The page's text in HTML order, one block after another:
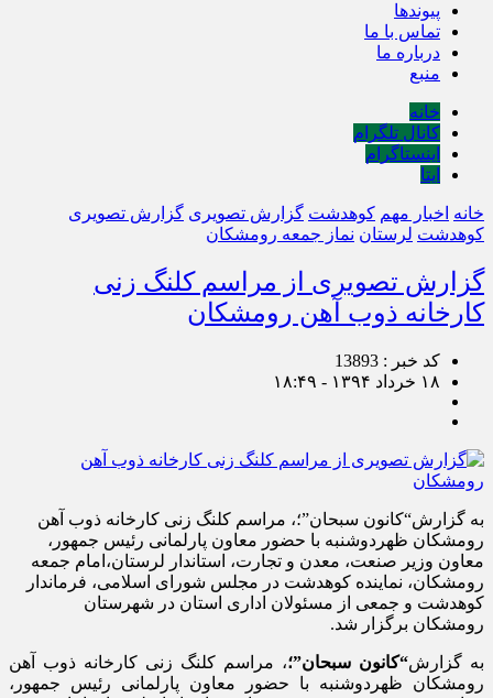
پیوندها
تماس با ما
درباره ما
منبع
خانه
کانال تلگرام
اینستاگرام
ایتا
خانه اخبار مهم کوهدشت گزارش تصویری گزارش تصویری
کوهدشت لرستان نماز جمعه رومشکان
گزارش تصویری از مراسم کلنگ زنی
کارخانه ذوب آهن رومشکان
کد خبر : 13893
۱۸ خرداد ۱۳۹۴ - ۱۸:۴۹
به گزارش“کانون سبحان”؛، مراسم کلنگ زنی کارخانه ذوب آهن
رومشکان ظهردوشنبه با حضور معاون پارلمانی رئیس جمهور،
معاون وزیر صنعت، معدن و تجارت، استاندار لرستان،امام جمعه
رومشکان، نماینده کوهدشت در مجلس شورای اسلامی، فرماندار
کوهدشت و جمعی از مسئولان اداری استان در شهرستان
رومشکان برگزار شد.
به گزارش“کانون سبحان”؛، مراسم کلنگ زنی کارخانه ذوب آهن
رومشکان ظهردوشنبه با حضور معاون پارلمانی رئیس جمهور،